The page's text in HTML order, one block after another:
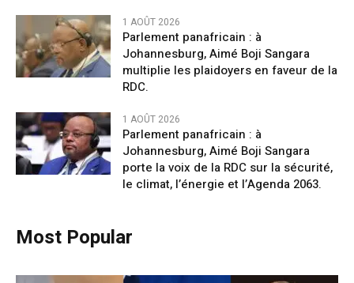
1 AOÛT 2026
Parlement panafricain : à
Johannesburg, Aimé Boji Sangara
multiplie les plaidoyers en faveur de la
RDC.
1 AOÛT 2026
Parlement panafricain : à
Johannesburg, Aimé Boji Sangara
porte la voix de la RDC sur la sécurité,
le climat, l’énergie et l’Agenda 2063.
Most Popular